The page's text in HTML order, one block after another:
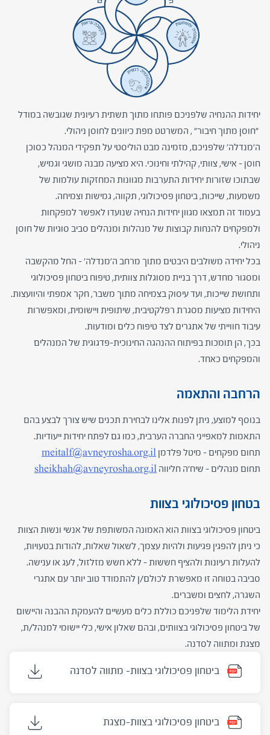
יחידות ההנחיה שלפניכם פותחו מתוך תשתית רעיונית שגובשה במודל
"חוסן מתוך חיבור" , המשרטט מפת כיוונים לחוסן ניהולי.
ה'מנדלה' שלפניכם, מזמינה מבט הוליסטי על תפקידי המנהל כסוכן
חוסן – אישי, צוותי, קהילתי וחינוכי. היא מציעה מבנה מושגי וגמיש,
שבתוכו שזורות יחידות התערבות מגוונות המחזקות עולמות של
משמעות, שייכות, ביטחון פסיכולוגי, תקווה, גמישות וצמיחה.
בעמוד זה תמצאו מגוון יחידות הנחיה שנועדו לאפשר למפקחות
ולמפקחים להנחות קבוצות של מנהלות ומנהלים סביב סוגיות של חוסן
ניהולי.
בכל יחידה משולבים היבטים מתוך מרחב ה'מנדלה' – החל מהקשבה
ומסגור מחדש, דרך בניית מסוגלות צוותית, טיפוח ביטחון פסיכולוגי
ותחושת שייכות, ועד עיסוק בצמיחה מתוך משבר, חקר אמפתי והיוועצות.
היחידות מציעות מסגרת רפלקטיבית, שיתופית ויישומית, ומאפשרות
עיבוד חווייתי של אתגרים לצד טיפוח כלים ומודעות.
בכך, הן תומכות בפיתוח ההנהגה החינוכית-פדגוגית של המנהלים
והמפקחים כאחד.
הרחבה והתאמה
בנוסף למוצע, ניתן לפנות אלינו לבחירת תכנים שיש צורך לבצע בהם
התאמות למאפייני החברה הערבית, כמו גם לפתח יחידות ייעודיות.
תחום מפקחים – מיטל פלדמן meitalf@avneyrosha.org.il
תחום מנהלים – שיח'ה חליווה sheikhah@avneyrosha.org.il
בטחון פסיכולוגי בצוות
ביטחון פסיכולוגי בצוות הוא האמונה המשותפת של אנשי ונשות הצוות
כי ניתן להפגין פגיעות ולהיות עצמך, לשאול שאלות, להודות בטעויות,
להעלות רעיונות ולהציף חששות – ללא חשש מזלזול, לעג או ענישה.
סביבה בטוחה זו מאפשרת לכולם/ן להתמודד טוב יותר עם אתגרי
השגרה, לחצים ומשברים.
יחידת הלימוד שלפניכם כוללת כלים מעשיים להעמקת ההבנה והיישום
של ביטחון פסיכולוגי בצוותים, ובהם שאלון אישי, כלי יישומי למנהל/ת,
מצגת ומתווה לסדנה.
ביטחון פסיכולוגי בצוות- מתווה לסדנה
ביטחון פסיכולוגי בצוות-מצגת